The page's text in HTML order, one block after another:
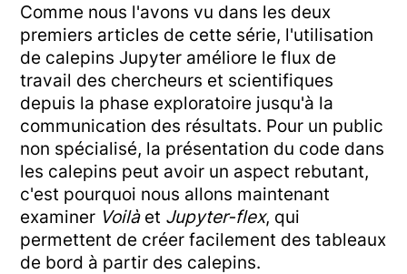
Comme nous l'avons vu dans les deux
premiers articles de cette série, l'utilisation
de calepins Jupyter améliore le flux de
travail des chercheurs et scientifiques
depuis la phase exploratoire jusqu'à la
communication des résultats. Pour un public
non spécialisé, la présentation du code dans
les calepins peut avoir un aspect rebutant,
c'est pourquoi nous allons maintenant
examiner Voilàet Jupyter-flex, qui
permettent de créer facilement des tableaux
de bord à partir des calepins.